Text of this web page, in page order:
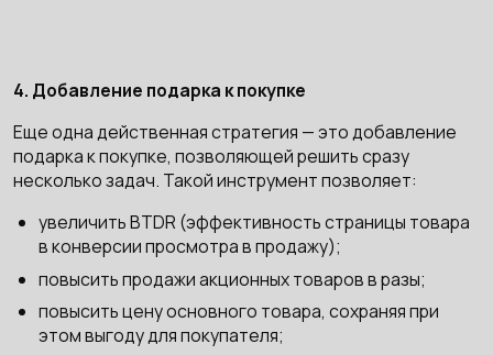
4. Добавление подарка к покупке
Еще одна действенная стратегия — это добавление
подарка к покупке, позволяющей решить сразу
несколько задач. Такой инструмент позволяет:
увеличить BTDR (эффективность страницы товара
в конверсии просмотра в продажу);
повысить продажи акционных товаров в разы;
повысить цену основного товара, сохраняя при
этом выгоду для покупателя;